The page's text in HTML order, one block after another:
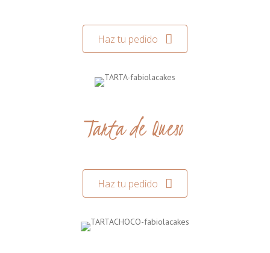
Haz tu pedido
Tarta de Queso
Haz tu pedido